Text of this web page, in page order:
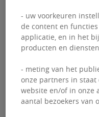
- uw voorkeuren
de content en
applicatie, en in het
producten en
- meting van het
onze partners in
website en/of in onze
aantal bezoekers van